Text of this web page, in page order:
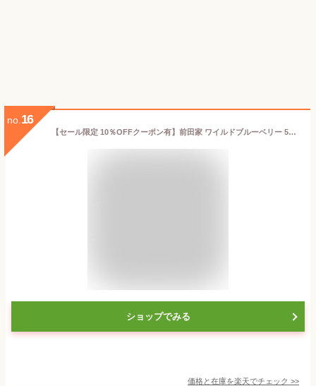
no. 16
【セール限定 10％OFFクーポン有】前田家 ワイルドブルーベリー 55g/110g/180g アメリカ産 ブルーベリー ドライフルーツ ドライブルーベリー アントシアニン 野生種 ドライ 朝食 ヨーグルト 小粒 メール便 送料無料 MAEDAYA
ショップでみる
価格と在庫を楽天でチェック >>